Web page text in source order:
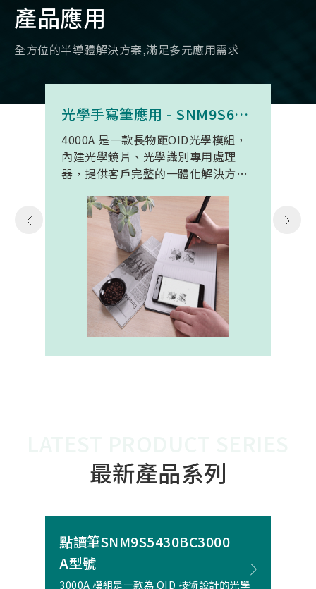
產品應用
全方位的半導體解決方案,滿足多元應用需求
光學手寫筆應用 - SNM9S6100BC4000A
4000A 是一款長物距OID光學模組，
內建光學鏡片、光學識別專用處理
器，提供客戶完整的一體化解決方
置開發。模組在保持小型化的同時，
延伸了可用物距範圍，使其能在離紙
面更遠的位置仍精確讀取碼點，同時
內建的高幀率SoC，能確保書寫筆跡
的連續與準確。 透過4000A模組能有
效縮短客戶開發週期，並確保在小型
裝置中仍維持高精度與穩定度，讓產
品能夠以最自然的方式，將紙本與數
位內容緊密連結。
最新產品系列
點讀筆SNM9S5430BC3000
A型號
3000A 模組是一款為 OID 技術設計的光學